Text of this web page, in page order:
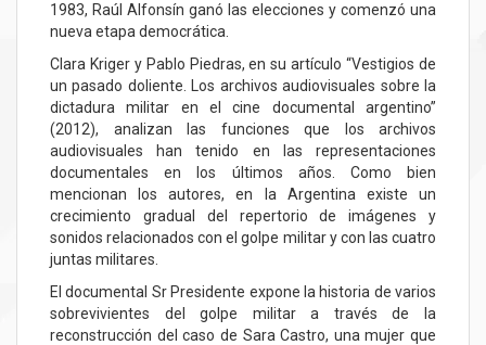
1983, Raúl Alfonsín ganó las elecciones y comenzó una
nueva etapa democrática.
Clara Kriger y Pablo Piedras, en su artículo “Vestigios de
un pasado doliente. Los archivos audiovisuales sobre la
dictadura militar en el cine documental argentino”
(2012), analizan las funciones que los archivos
audiovisuales han tenido en las representaciones
documentales en los últimos años. Como bien
mencionan los autores, en la Argentina existe un
crecimiento gradual del repertorio de imágenes y
sonidos relacionados con el golpe militar y con las cuatro
juntas militares.
El documental Sr Presidente expone la historia de varios
sobrevivientes del golpe militar a través de la
reconstrucción del caso de Sara Castro, una mujer que